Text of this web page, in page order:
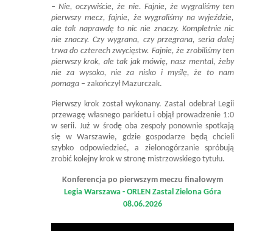
– Nie, oczywiście, że nie. Fajnie, że wygraliśmy ten
pierwszy mecz, fajnie, że wygraliśmy na wyjeździe,
ale tak naprawdę to nic nie znaczy. Kompletnie nic
nie znaczy. Czy wygrana, czy przegrana, seria dalej
trwa do czterech zwycięstw. Fajnie, że zrobiliśmy ten
pierwszy krok, ale tak jak mówię, nasz mental, żeby
nie za wysoko, nie za nisko i myślę, że to nam
pomaga – zakończył Mazurczak.
Pierwszy krok został wykonany. Zastal odebrał Legii
przewagę własnego parkietu i objął prowadzenie 1:0
w serii. Już w środę oba zespoły ponownie spotkają
się w Warszawie, gdzie gospodarze będą chcieli
szybko odpowiedzieć, a zielonogórzanie spróbują
zrobić kolejny krok w stronę mistrzowskiego tytułu.
Konferencja po pierwszym meczu finałowym
Legia Warszawa - ORLEN Zastal Zielona Góra
08.06.2026